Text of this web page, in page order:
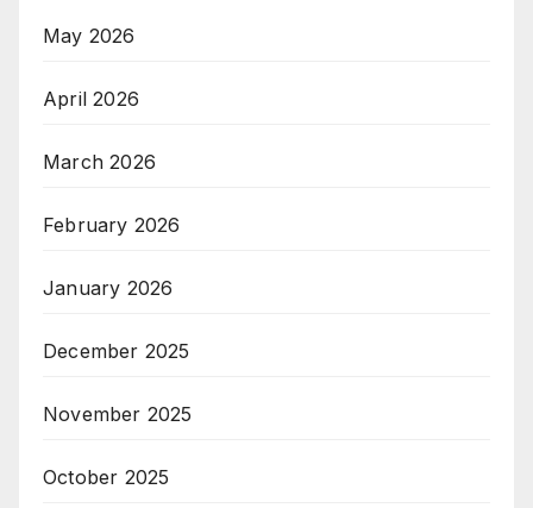
May 2026
April 2026
March 2026
February 2026
January 2026
December 2025
November 2025
October 2025